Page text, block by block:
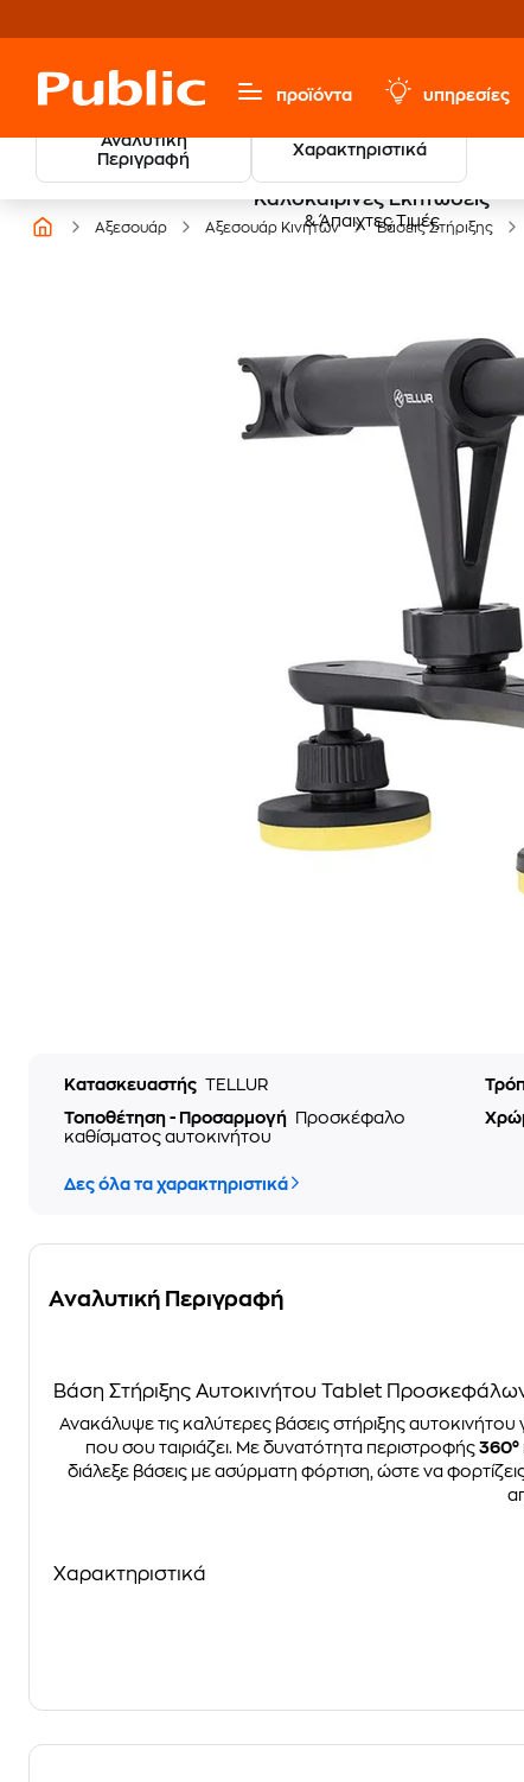
προϊόντα υπηρεσίες
Αναλυτική
Περιγραφή
Χαρακτηριστικά
Καλοκαιρινές Εκπτώσεις
& Άπαιχτες Τιμές
Αξεσουάρ Αξεσουάρ Κινητών Βάσεις Στήριξης
Κατασκευαστής TELLUR
Τοποθέτηση - Προσαρμογή
Προσκέφαλο
καθίσματος αυτοκινήτου
Δες όλα τα χαρακτηριστικά
Αναλυτική Περιγραφή
Βάση Στήριξης Αυτοκινήτου Tablet
Ανακάλυψε τις καλύτερες βάσεις στήριξης
που σου ταιριάζει. Με δυνατότητα περιστροφής 360°
διάλεξε βάσεις με ασύρματη φόρτιση, ώστε να
Χαρακτηριστικά